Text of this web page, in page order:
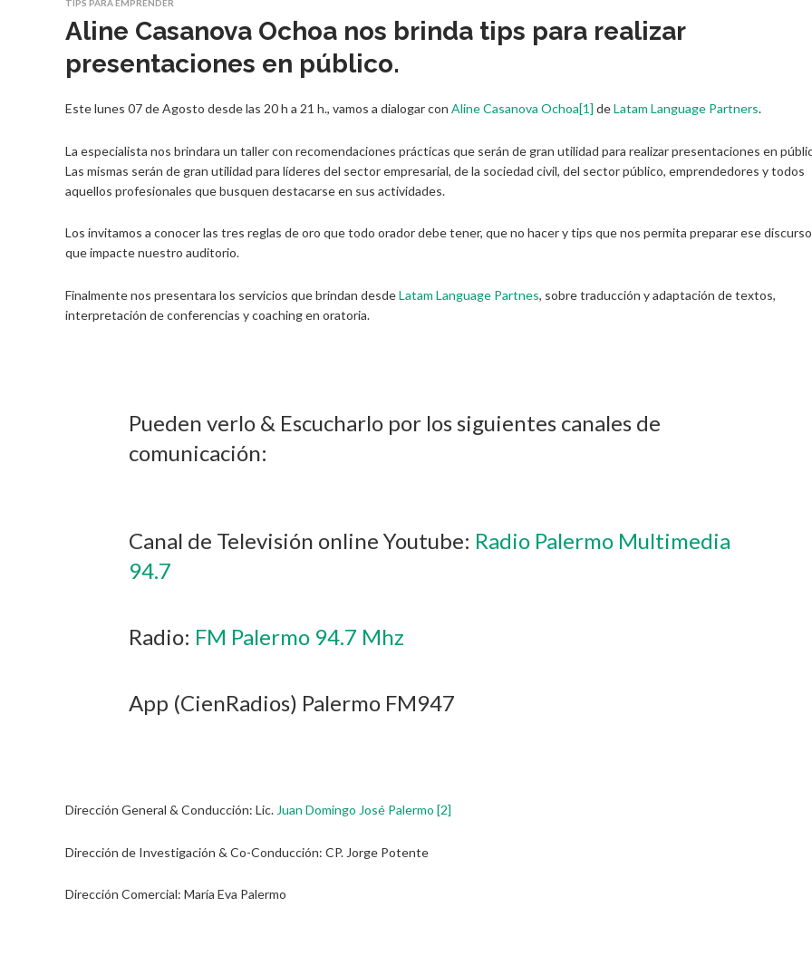
TIPS PARA EMPRENDER
Aline Casanova Ochoa nos brinda tips para realizar
presentaciones en público.
Este lunes 07 de Agosto desde las 20 h a 21 h., vamos a dialogar con Aline Casanova Ochoa[1] deLatam Language Partners.
La especialista nos brindara un taller con recomendaciones prácticas que serán de gran utilidad para realizar presentaciones en
Las mismas serán de gran utilidad para líderes del sector empresarial, de la sociedad civil, del sector público, emprendedores y todos
aquellos profesionales que busquen destacarse en sus actividades.
Los invitamos a conocer las tres reglas de oro que todo orador debe tener, que no hacer y tips que nos permita preparar ese discurso
que impacte nuestro auditorio.
Finalmente nos presentara los servicios que brindan desdeLatam Language Partnes, sobre traducción y adaptación de textos,
interpretación de conferencias y coaching en oratoria.
Pueden verlo & Escucharlo por los siguientes canales de
comunicación:
Canal de Televisión online Youtube: Radio Palermo Multimedia
94.7
Radio: FM Palermo 94.7 Mhz
App (CienRadios) Palermo FM947
Dirección General & Conducción: Lic. Juan Domingo José Palermo [2]
Dirección de Investigación & Co-Conducción: CP. Jorge Potente
Dirección Comercial: María Eva Palermo